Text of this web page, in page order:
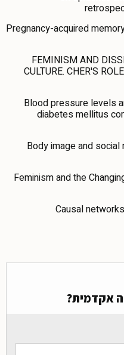
Pregnancy-acquired
FEMINISM AND
CULTURE. CHER'S
Blood pressure levels
diabetes mellitus
Body image and
Feminism and the
Causal
אקדמית?